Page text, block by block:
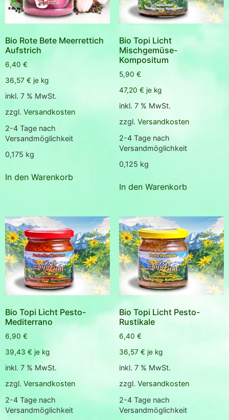
Bio Rote Bete Meerrettich
Aufstrich
6,40 €
36,57 € je kg
inkl. 7 % MwSt.
zzgl. Versandkosten
2-4 Tage nach
Versandmöglichkeit
0,175 kg
In den Warenkorb
Bio Topi Licht
Mischgemüse-
Kompositum
5,90 €
47,20 € je kg
inkl. 7 % MwSt.
zzgl. Versandkosten
2-4 Tage nach
Versandmöglichkeit
0,125 kg
In den Warenkorb
Bio Topi Licht Pesto-
Mediterrano
6,90 €
39,43 € je kg
inkl. 7 % MwSt.
zzgl. Versandkosten
2-4 Tage nach
Versandmöglichkeit
Bio Topi Licht Pesto-
Rustikale
6,40 €
36,57 € je kg
inkl. 7 % MwSt.
zzgl. Versandkosten
2-4 Tage nach
Versandmöglichkeit